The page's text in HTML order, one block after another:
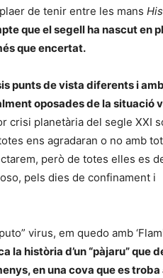
de tenir entre les mans
que el segell ha nascut en
que encertat.
punts de vista diferents i
oposades de la situació
crisi planetària del segle XXI
ens agradaran o no amb
però de totes elles es
pels dies de confinament i
virus, em quedo amb
la història d’un “pàjaru” que
en una cova que es troba